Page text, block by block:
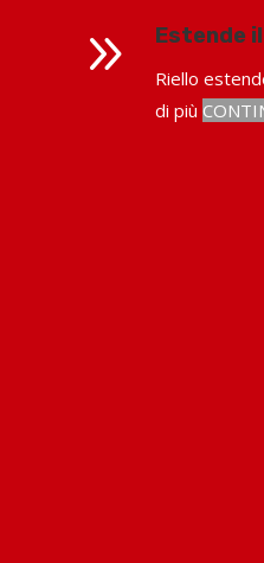
9 Estende
Riello
di più